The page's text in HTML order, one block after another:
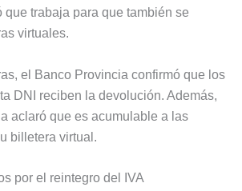
que trabaja para que también se
virtuales.
el Banco Provincia confirmó que los
DNI reciben la devolución. Además,
aclaró que es acumulable a las
billetera virtual.
por el reintegro del IVA